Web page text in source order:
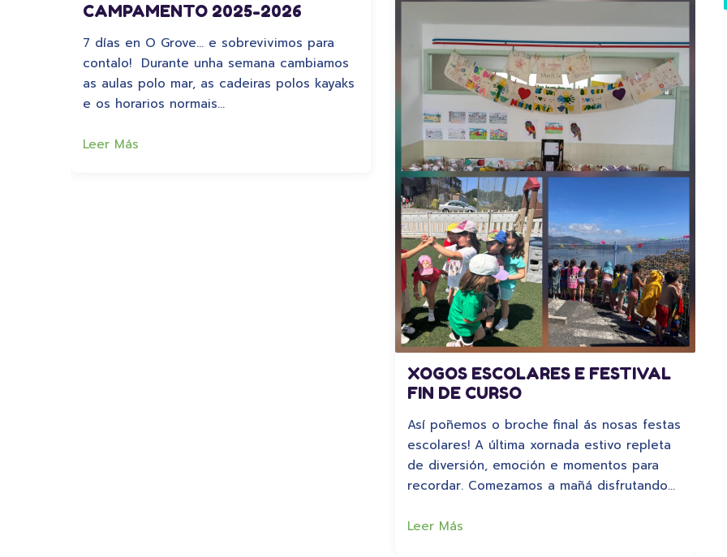
CAMPAMENTO 2025-2026
7 días en O Grove… e sobrevivimos para
contalo! Durante unha semana cambiamos
as aulas polo mar, as cadeiras polos kayaks
e os horarios normais…
Leer Más
XOGOS ESCOLARES E FESTIVAL
FIN DE CURSO
Así poñemos o broche final ás nosas festas
escolares! A última xornada estivo repleta
de diversión, emoción e momentos para
recordar. Comezamos a mañá disfrutando…
Leer Más